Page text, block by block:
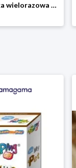
Fommi, Słomka wielorazowa w pudełku yellow